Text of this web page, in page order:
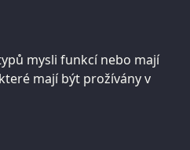
mysli funkcí nebo mají
mají být prožívány v